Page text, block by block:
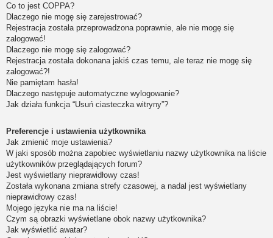
Co to jest COPPA?
Dlaczego nie mogę się zarejestrować?
Rejestracja została przeprowadzona poprawnie, ale nie mogę się
zalogować!
Dlaczego nie mogę się zalogować?
Rejestracja została dokonana jakiś czas temu, ale teraz nie mogę się
zalogować?!
Nie pamiętam hasła!
Dlaczego następuje automatyczne wylogowanie?
Jak działa funkcja “Usuń ciasteczka witryny”?
Preferencje i ustawienia użytkownika
Jak zmienić moje ustawienia?
W jaki sposób można zapobiec wyświetlaniu nazwy użytkownika na liście
użytkowników przeglądających forum?
Jest wyświetlany nieprawidłowy czas!
Została wykonana zmiana strefy czasowej, a nadal jest wyświetlany
nieprawidłowy czas!
Mojego języka nie ma na liście!
Czym są obrazki wyświetlane obok nazwy użytkownika?
Jak wyświetlić awatar?